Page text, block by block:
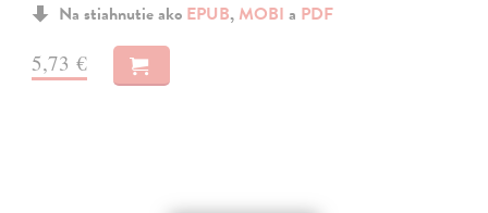
Na stiahnutie ako EPUB, MOBI a PDF
5,73 €